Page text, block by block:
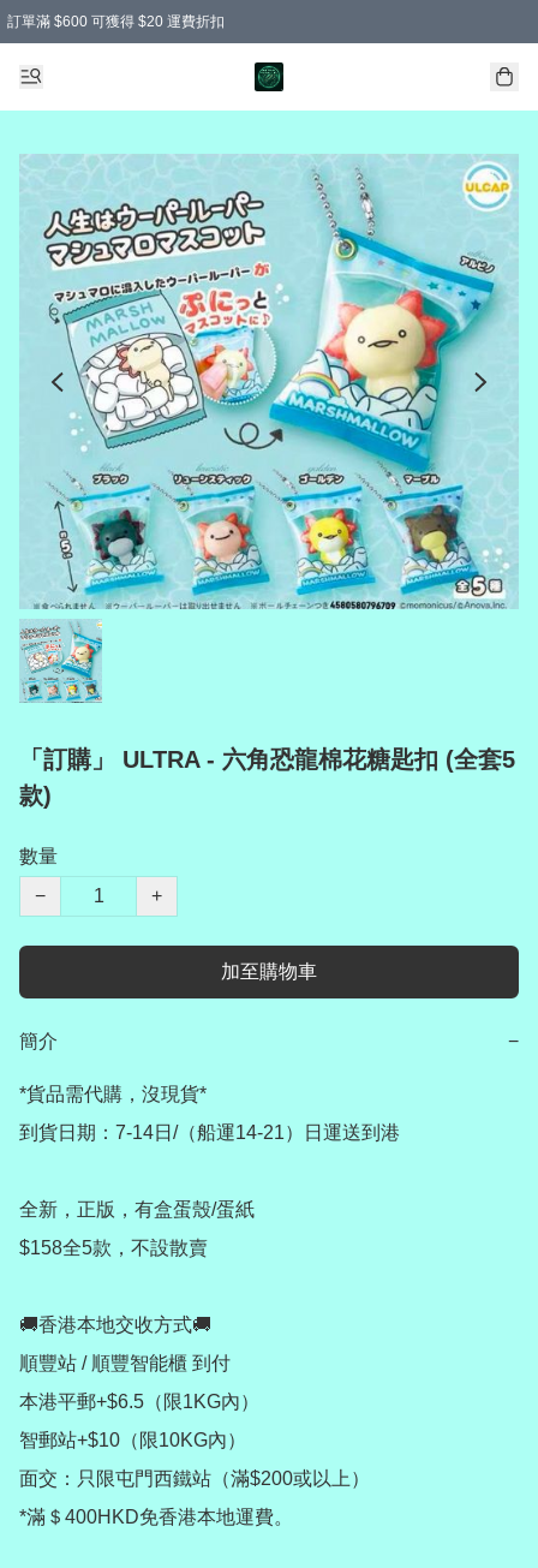
訂單滿 $600 可獲得 $20 運費折扣
「訂購」 ULTRA - 六角恐龍棉花糖匙扣 (全套5
款)
數量
−
+
加至購物車
簡介 −
*貨品需代購，沒現貨*
到貨日期：7-14日/（船運14-21）日運送到港
全新，正版，有盒蛋殼/蛋紙
$158全5款，不設散賣
🚚香港本地交收方式🚚
順豐站 / 順豐智能櫃 到付
本港平郵+$6.5（限1KG內）
智郵站+$10（限10KG內）
面交：只限屯門西鐵站（滿$200或以上）
*滿＄400HKD免香港本地運費。